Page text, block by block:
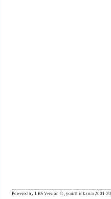
Powered by LBS Version © , yourthink.com 2001-